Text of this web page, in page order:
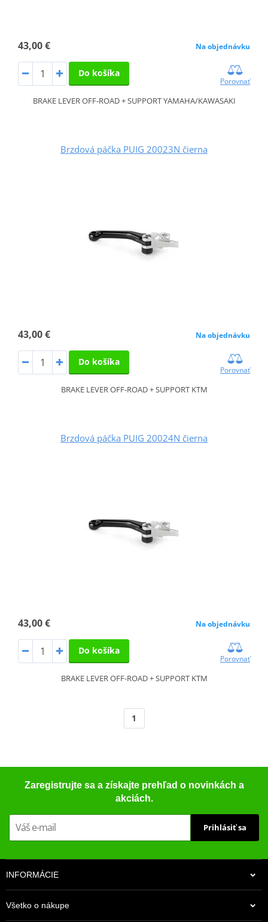
43,00 € Na objednávku
Do košíka
Porovnať
BRAKE LEVER OFF-ROAD + SUPPORT YAMAHA/KAWASAKI
Brzdová páčka PUIG 20023N čierna
43,00 € Na objednávku
Do košíka
Porovnať
BRAKE LEVER OFF-ROAD + SUPPORT KTM
Brzdová páčka PUIG 20024N čierna
43,00 € Na objednávku
Do košíka
Porovnať
BRAKE LEVER OFF-ROAD + SUPPORT KTM
1
Zaregistrujte sa a získajte prehľad o novinkách a
akciách.
Prihlásiť sa
INFORMÁCIE
Všetko o nákupe